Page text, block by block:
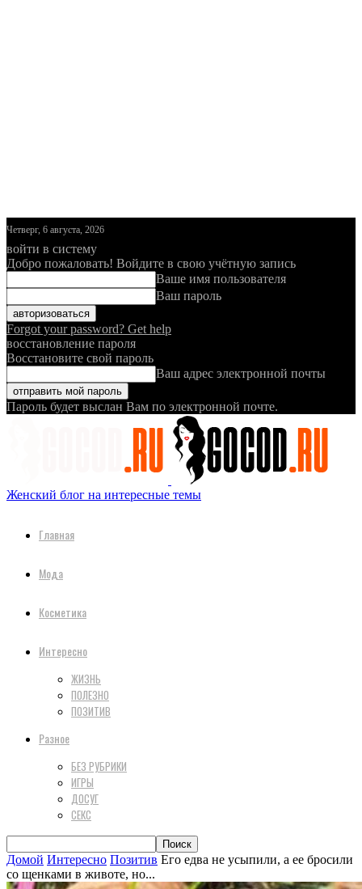
Четверг, 6 августа, 2026
войти в систему
Добро пожаловать! Войдите в свою учётную запись
Ваше имя пользователя
Ваш пароль
Forgot your password? Get help
восстановление пароля
Восстановите свой пароль
Ваш адрес электронной почты
Пароль будет выслан Вам по электронной почте.
Женский блог на интересные темы
Главная
Мода
Косметика
Интересно
ЖИЗНЬ
ПОЛЕЗНО
ПОЗИТИВ
Разное
БЕЗ РУБРИКИ
ИГРЫ
ДОСУГ
СЕКС
Домой Интересно Позитив Его едва не усыпили, а ее бросили
со щенками в животе, но...